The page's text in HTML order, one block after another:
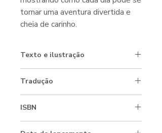
tornar uma aventura divertida e
cheia de carinho.
Texto e ilustração
Tradução
ISBN